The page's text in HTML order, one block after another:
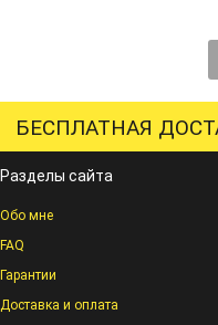
БЕСПЛАТНАЯ
Разделы сайта
Обо мне
FAQ
Гарантии
Доставка и оплата